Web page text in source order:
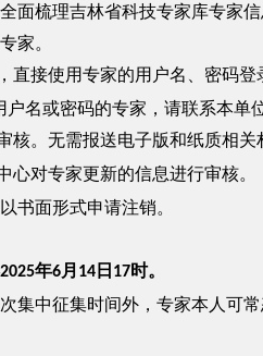
梳理吉林省科技专家库专家
家。
直接使用专家的用户名、密码
名或密码的专家，请联系本单
。无需报送电子版和纸质相关
对专家更新的信息进行审核。
面形式申请注销。
2025年6月 14 日 17时。
中征集时间外，专家本人可